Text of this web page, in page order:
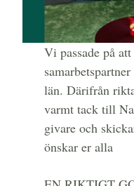
Vi passade på
län. Därifrån
varmt tack till
givare och
önskar er alla